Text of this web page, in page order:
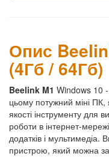
Опис
(4Гб / 64Гб)
Beelink M1 Windows 10
цьому потужний міні ПК,
якості інструменту для
роботи в інтернет-
додатків і
пристрою, який можна за